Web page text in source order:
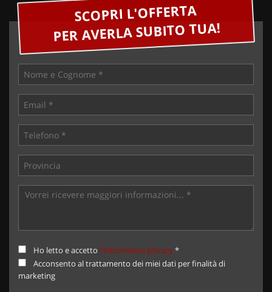
SCOPRI L'OFFERTA
PER AVERLA SUBITO TUA!
Ho letto e accetto l'informativa privacy*
Acconsento al trattamento dei miei dati per finalità di
marketing